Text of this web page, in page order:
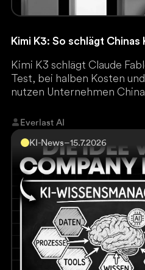
Kimi K3: So schlägt Chinas
Kimi K3 schlägt Claude
Test, bei halben Kosten
nutzen Unternehmen
Everlast AI
KI-News–15.7.2026